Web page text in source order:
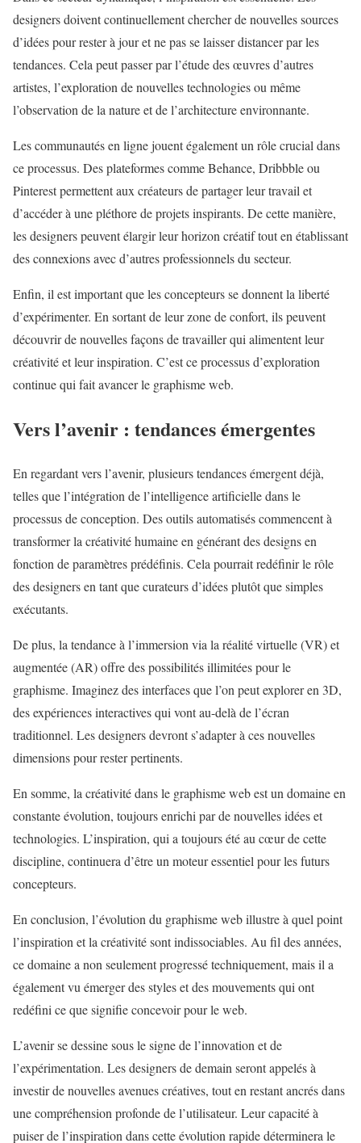
designers doivent continuellement chercher de nouvelles sources
d’idées pour rester à jour et ne pas se laisser distancer par les
tendances. Cela peut passer par l’étude des œuvres d’autres
artistes, l’exploration de nouvelles technologies ou même
l’observation de la nature et de l’architecture environnante.
Les communautés en ligne jouent également un rôle crucial dans
ce processus. Des plateformes comme Behance, Dribbble ou
Pinterest permettent aux créateurs de partager leur travail et
d’accéder à une pléthore de projets inspirants. De cette manière,
les designers peuvent élargir leur horizon créatif tout en établissant
des connexions avec d’autres professionnels du secteur.
Enfin, il est important que les concepteurs se donnent la liberté
d’expérimenter. En sortant de leur zone de confort, ils peuvent
découvrir de nouvelles façons de travailler qui alimentent leur
créativité et leur inspiration. C’est ce processus d’exploration
continue qui fait avancer le graphisme web.
Vers l’avenir : tendances émergentes
En regardant vers l’avenir, plusieurs tendances émergent déjà,
telles que l’intégration de l’intelligence artificielle dans le
processus de conception. Des outils automatisés commencent à
transformer la créativité humaine en générant des designs en
fonction de paramètres prédéfinis. Cela pourrait redéfinir le rôle
des designers en tant que curateurs d’idées plutôt que simples
exécutants.
De plus, la tendance à l’immersion via la réalité virtuelle (VR) et
augmentée (AR) offre des possibilités illimitées pour le
graphisme. Imaginez des interfaces que l’on peut explorer en 3D,
des expériences interactives qui vont au-delà de l’écran
traditionnel. Les designers devront s’adapter à ces nouvelles
dimensions pour rester pertinents.
En somme, la créativité dans le graphisme web est un domaine en
constante évolution, toujours enrichi par de nouvelles idées et
technologies. L’inspiration, qui a toujours été au cœur de cette
discipline, continuera d’être un moteur essentiel pour les futurs
concepteurs.
En conclusion, l’évolution du graphisme web illustre à quel point
l’inspiration et la créativité sont indissociables. Au fil des années,
ce domaine a non seulement progressé techniquement, mais il a
également vu émerger des styles et des mouvements qui ont
redéfini ce que signifie concevoir pour le web.
L’avenir se dessine sous le signe de l’innovation et de
l’expérimentation. Les designers de demain seront appelés à
investir de nouvelles avenues créatives, tout en restant ancrés dans
une compréhension profonde de l’utilisateur. Leur capacité à
puiser de l’inspiration dans cette évolution rapide déterminera le